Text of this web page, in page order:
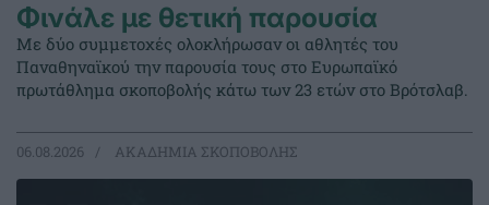
Φινάλε με θετική παρουσία
Με δύο συμμετοχές ολοκλήρωσαν οι αθλητές του
Παναθηναϊκού την παρουσία τους στο Ευρωπαϊκό
πρωτάθλημα σκοποβολής κάτω των 23 ετών στο Βρότσλαβ.
06.08.2026 ΑΚΑΔΗΜΙΑ ΣΚΟΠΟΒΟΛΗΣ